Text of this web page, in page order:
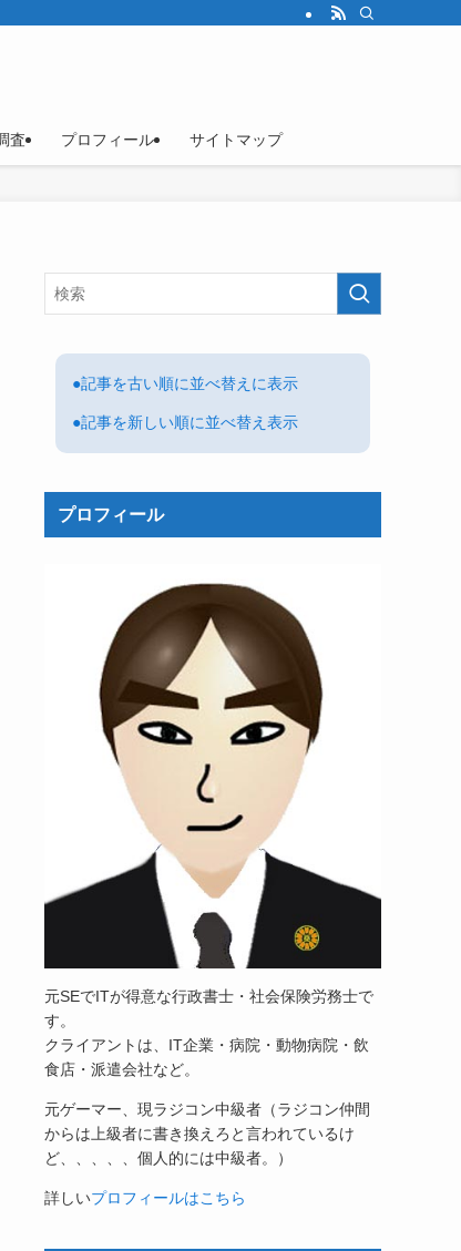
査 プロフィール サイトマップ
●記事を古い順に並べ替えに表示
●記事を新しい順に並べ替え表示
プロフィール
元SEでITが得意な行政書士・社会保険労務士で
す。
クライアントは、IT企業・病院・動物病院・飲
食店・派遣会社など。
元ゲーマー、現ラジコン中級者（ラジコン仲間
からは上級者に書き換えろと言われているけ
ど、、、、、個人的には中級者。）
詳しいプロフィールはこちら